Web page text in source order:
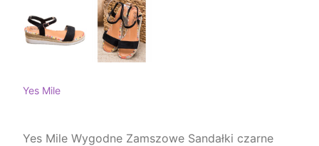
Yes Mile
Yes Mile Wygodne Zamszowe Sandałki czarne